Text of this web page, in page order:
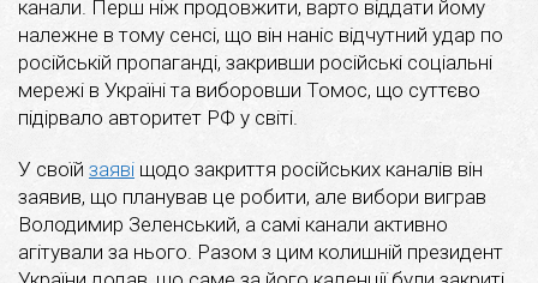
канали. Перш ніж продовжити, варто віддати йому
належне в тому сенсі, що він наніс відчутний удар по
російській пропаганді, закривши російські соціальні
мережі в Україні та виборовши Томос, що суттєво
підірвало авторитет РФ у світі.
У своїй заяві щодо закриття російських каналів він
заявив, що планував це робити, але вибори виграв
Володимир Зеленський, а самі канали активно
агітували за нього. Разом з цим колишній президент